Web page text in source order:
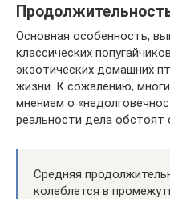
Основная особенность,
классических
экзотических домашних
жизни. К сожалению,
мнением о
реальности дела обстоят
Средняя
колеблется в